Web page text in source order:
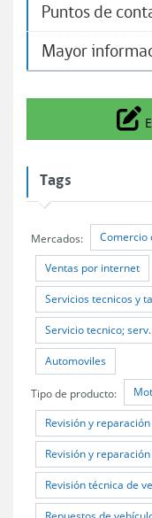
Puntos de
Mayor
Tags
Mercados: Comercio
Ventas por internet
Servicios tecnicos y
Servicio tecnico;
Automoviles
Tipo de producto:
Revisión y
Revisión y
Revisión técnica de